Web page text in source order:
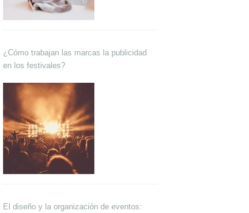
¿Cómo trabajan las marcas la publicidad
en los festivales?
El diseño y la organización de eventos: